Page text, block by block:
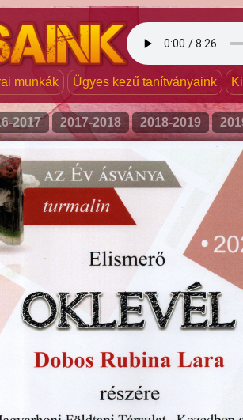
munkák Ügyes kezű tanítványaink
2017 2017-2018 2018-2019